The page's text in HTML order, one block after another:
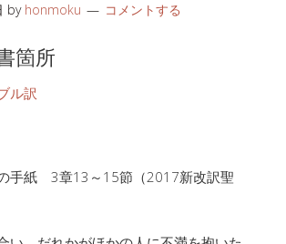
by honmoku コメントする
箇所
ル訳
手紙 3章13～15節（2017新改訳聖